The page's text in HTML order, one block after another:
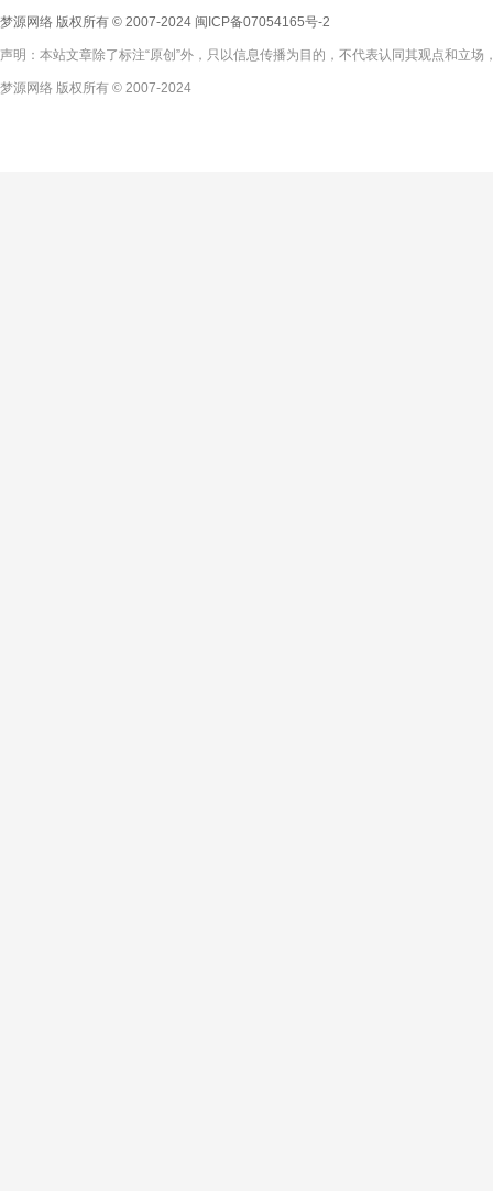
梦源网络 版权所有 © 2007-2024 闽ICP备07054165号-2
声明：本站文章除了标注“原创”外，只以信息传播为目的，不代表认同其观点和立
梦源网络 版权所有 © 2007-2024